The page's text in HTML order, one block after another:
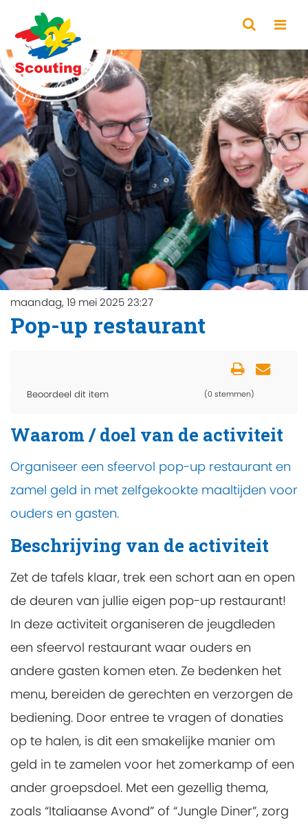
maandag, 19 mei 2025 23:27
Pop-up restaurant
Beoordeel dit item (0 stemmen)
Waarom / doel van de activiteit
Organiseer een sfeervol pop-up restaurant en
zamel geld in met zelfgekookte maaltijden voor
ouders en gasten.
Beschrijving van de activiteit
Zet de tafels klaar, trek een schort aan en open
de deuren van jullie eigen pop-up restaurant!
In deze activiteit organiseren de jeugdleden
een sfeervol restaurant waar ouders en
andere gasten komen eten. Ze bedenken het
menu, bereiden de gerechten en verzorgen de
bediening. Door entree te vragen of donaties
op te halen, is dit een smakelijke manier om
geld in te zamelen voor het zomerkamp of een
ander groepsdoel. Met een gezellig thema,
zoals “Italiaanse Avond” of “Jungle Diner”, zorg